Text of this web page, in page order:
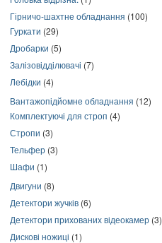
Гірничо-шахтне обладнання (100)
Гуркати (29)
Дробарки (5)
Залізовідділювачі (7)
Лебідки (4)
Вантажопідйомне обладнання (12)
Комплектуючі для строп (4)
Стропи (3)
Тельфер (3)
Шафи (1)
Двигуни (8)
Детектори жучків (6)
Детектори прихованих відеокамер (3)
Дискові ножиці (1)